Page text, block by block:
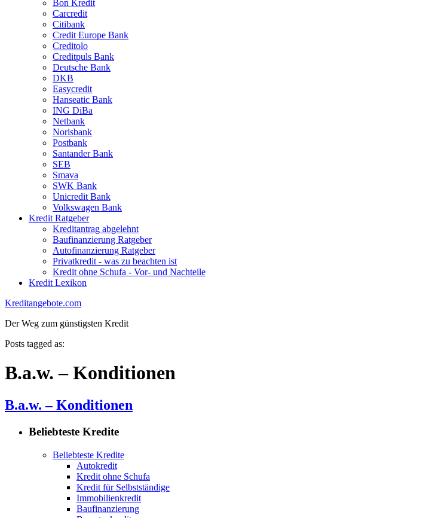
Bon Kredit
Carcredit
Citibank
Credit Europe Bank
Creditolo
Creditpuls Bank
Deutsche Bank
DKB
Easycredit
Hanseatic Bank
ING DiBa
Netbank
Norisbank
Postbank
Santander Bank
SEB
Smava
SWK Bank
Unicredit Bank
Volkswagen Bank
Kredit Ratgeber
Kreditantrag abgelehnt
Baufinanzierung Ratgeber
Autofinanzierung Ratgeber
Privatkredit - was zu beachten ist
Kredit ohne Schufa - Vor- und Nachteile
Kredit Lexikon
Kreditangebote.com
Der Weg zum günstigsten Kredit
Posts tagged as:
B.a.w. – Konditionen
B.a.w. – Konditionen
Beliebteste Kredite
Beliebteste Kredite
Autokredit
Kredit ohne Schufa
Kredit für Selbstständige
Immobilienkredit
Baufinanzierung